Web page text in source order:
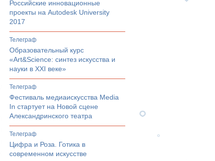
Российские инновационные
проекты на Autodesk University
2017
телеграф
Образовательный курс
«Art&Science: синтез искусства и
науки в XXI веке»
телеграф
Фестиваль медиаискусства Media
In стартует на Новой сцене
Александринского театра
телеграф
Цифра и Роза. Готика в
современном искусстве